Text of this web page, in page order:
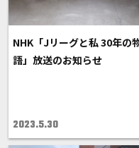
NHK「Jリーグと私 30年の
語」放送のお知らせ
2023.5.30